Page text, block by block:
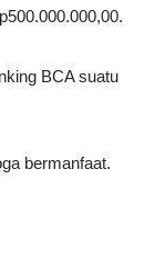
BCA suatu
bermanfaat.